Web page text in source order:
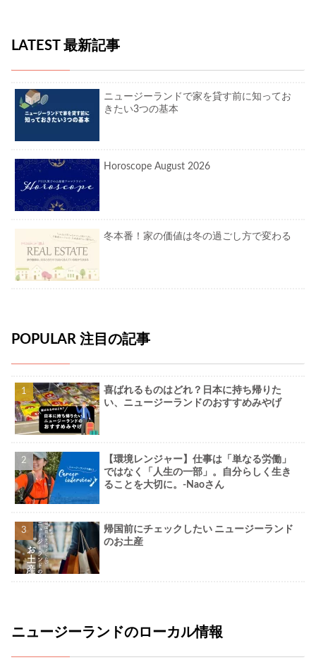
LATEST 最新記事
ニュージーランドで家を貸す前に知ってお
きたい3つの基本
Horoscope August 2026
冬本番！家の価値は冬の過ごし方で変わる
POPULAR 注目の記事
喜ばれるものはどれ？日本に持ち帰りた
い、ニュージーランドのおすすめみやげ
【環境レンジャー】仕事は「単なる労働」
ではなく「人生の一部」。自分らしく生き
ることを大切に。-Naoさん
帰国前にチェックしたい ニュージーランド
のお土産
ニュージーランドのローカル情報